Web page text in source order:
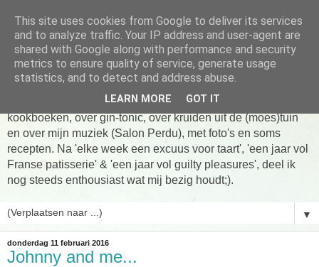
Tarte taart An
Tien jaar Tarte taart An! Niet altijd online, wel vaak te vinden
in de keuken! Om te koken, om te eten en om verhalen te
delen. Over Franse patisserie, over koken uit favoriete
kookboeken, over gin-tonic, over kruiden uit de (moes)tuin
en over mijn muziek (Salon Perdu), met foto's en soms
recepten. Na 'elke week een excuus voor taart', 'een jaar vol
Franse patisserie' & 'een jaar vol guilty pleasures', deel ik
nog steeds enthousiast wat mij bezig houdt;).
▼
donderdag 11 februari 2016
Johnny and me...
This site uses cookies from Google to deliver its services
and to analyze traffic. Your IP address and user-agent are
shared with Google along with performance and security
metrics to ensure quality of service, generate usage
statistics, and to detect and address abuse.
LEARN MORE GOT IT